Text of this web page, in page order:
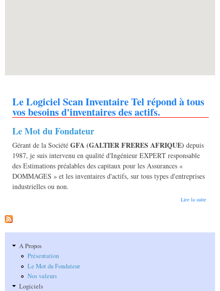
Le Logiciel Scan Inventaire Tel répond à tous
vos besoins d'inventaires des actifs.
Le Mot du Fondateur
Gérant de la Société GFA (GALTIER FRERES AFRIQUE) depuis
1987, je suis intervenu en qualité d'Ingénieur EXPERT responsable
des Estimations préalables des capitaux pour les Assurances «
DOMMAGES » et les inventaires d'actifs, sur tous types d'entreprises
industrielles ou non.
Lire la suitede Le
A Propos
Présentation
Le Mot du Fondateur
Nos valeurs
Logiciels